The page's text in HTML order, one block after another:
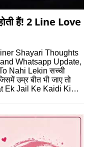
हैं! 2 Line Love
Shayari Thoughts
Whatsapp Update,
Nahi Lekin सच्‍ची
उम्र बीत भी जाए तो
Ek Jail Ke Kaidi Ki…